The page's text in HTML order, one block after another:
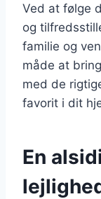
Ved at følge
og
familie og
måde at
med de
favorit i dit
En